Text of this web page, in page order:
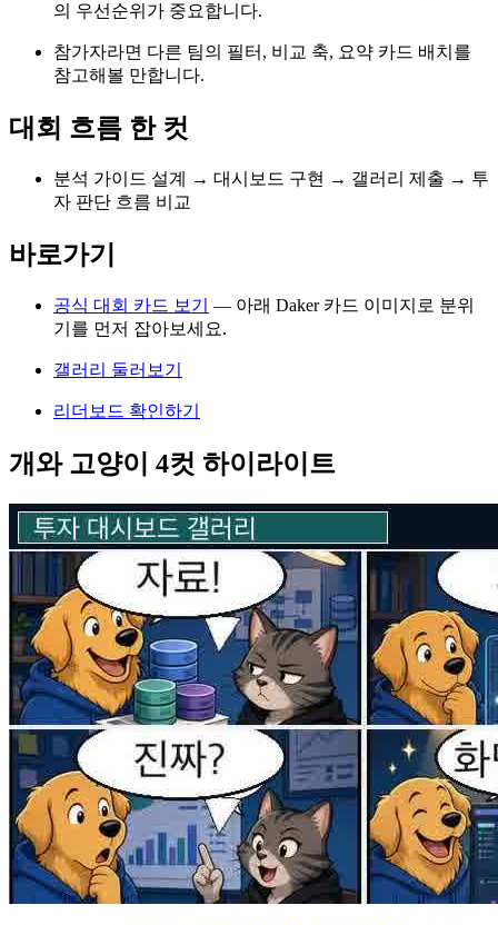
의 우선순위가 중요합니다.
참가자라면 다른 팀의 필터, 비교 축, 요약 카드 배치를
참고해볼 만합니다.
대회 흐름 한 컷
분석 가이드 설계 → 대시보드 구현 → 갤러리 제출 → 투
자 판단 흐름 비교
바로가기
공식 대회 카드 보기
— 아래 Daker 카드 이미지로 분위
기를 먼저 잡아보세요.
갤러리 둘러보기
리더보드 확인하기
개와 고양이 4컷 하이라이트